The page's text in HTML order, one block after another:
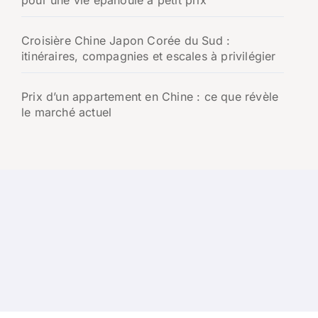
Croisière Chine Japon Corée du Sud :
itinéraires, compagnies et escales à privilégier
Prix d’un appartement en Chine : ce que révèle
le marché actuel